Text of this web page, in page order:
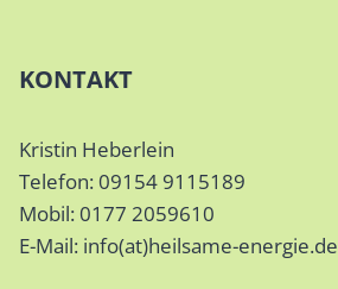
KONTAKT
Kristin Heberlein
Telefon: 09154 9115189
Mobil: 0177 2059610
E-Mail: info(at)heilsame-energie.de